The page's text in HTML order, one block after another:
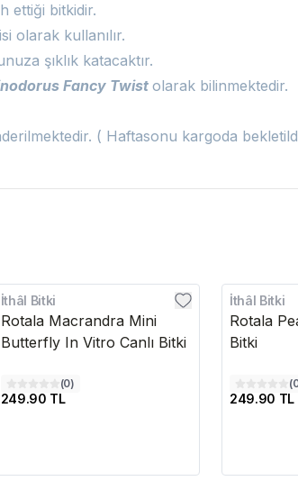
ettiği bitkidir.
olarak kullanılır.
şıklık katacaktır.
Fancy Twist olarak bilinmektedir.
( Haftasonu kargoda
İthâl Bitki
Rotala Macrandra Mini
Butterfly In Vitro Canlı Bitki
(0)
249.90 TL
İthâl Bitki
Rotala
Bitki
(
249.90 TL